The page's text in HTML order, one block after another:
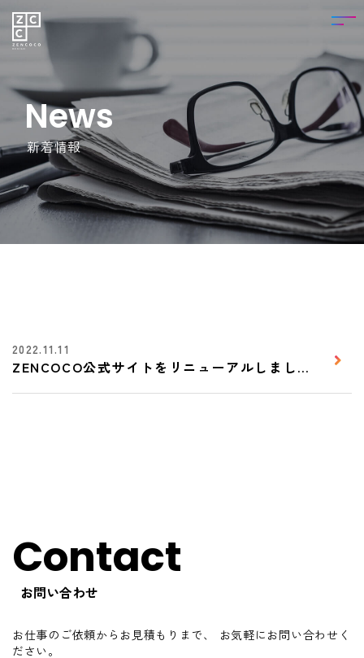
News
新着情報
2022.11.11
ZENCOCO公式サイトをリニューアルしました！
Contact
お問い合わせ
お仕事のご依頼からお見積もりまで、
お気軽にお問い合わせく
ださい。